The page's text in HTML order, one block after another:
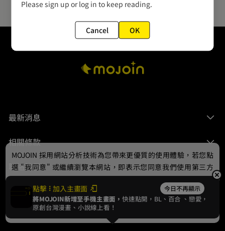
最新消息
相關條款
聯絡我們
© 2024 gamania Digital Entertainment Co., Ltd.
點擊 加入主畫面 今日不再顯示
將MOJOIN新增至手機主畫面，快速點開，BL、 百合 、戀愛，
原創台灣漫畫、小說線上看！
MOJOIN 採用網站分析技術為您帶來更優質的使用體驗，若您點
選 "我同意" 或繼續瀏覽本網站，即表示您同意我們使用第三方
Cookie，欲瞭解更多資訊請見隱私權政策。
我同意
Please sign up or log in to keep reading.
Cancel OK